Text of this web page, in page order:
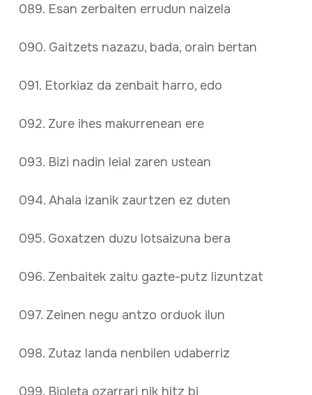
089. Esan zerbaiten errudun naizela
090. Gaitzets nazazu, bada, orain bertan
091. Etorkiaz da zenbait harro, edo
092. Zure ihes makurrenean ere
093. Bizi nadin leial zaren ustean
094. Ahala izanik zaurtzen ez duten
095. Goxatzen duzu lotsaizuna bera
096. Zenbaitek zaitu gazte-putz lizuntzat
097. Zeinen negu antzo orduok ilun
098. Zutaz landa nenbilen udaberriz
099. Bioleta ozarrari nik hitz bi